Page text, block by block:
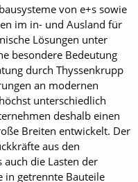
von e+s sowie
im in- und Ausland für
Lösungen unter
besondere Bedeutung
durch Thyssenkrupp
an modernen
unterschiedlich
deshalb einen
Breiten entwickelt. Der
aus den
auch die Lasten der
in getrennte Bauteile